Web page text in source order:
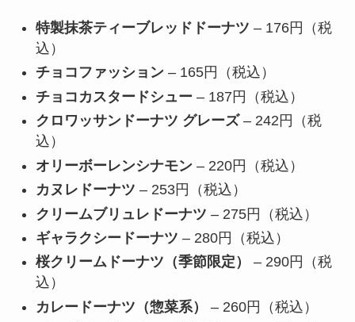
特製抹茶ティーブレッドドーナツ – 176円（税
込）
チョコファッション– 165円（税込）
チョコカスタードシュー – 187円（税込）
クロワッサンドーナツ グレーズ– 242円（税
込）
オリーボーレンシナモン– 220円（税込）
カヌレドーナツ – 253円（税込）
クリームブリュレドーナツ – 275円（税込）
ギャラクシードーナツ – 280円（税込）
桜クリームドーナツ（季節限定）
– 290円（税
込）
カレードーナツ（惣菜系）
– 260円（税込）